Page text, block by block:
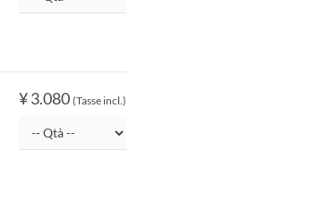
¥ 3.080 (Tasse incl.)